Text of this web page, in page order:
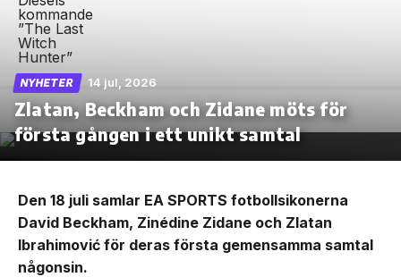
NYHETER 14 jul, 2026
Zlatan, Beckham och Zidane möts för
första gången i ett unikt samtal
Den 18 juli samlar EA SPORTS fotbollsikonerna
David Beckham, Zinédine Zidane och Zlatan
Ibrahimović för deras första gemensamma samtal
någonsin.